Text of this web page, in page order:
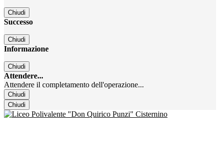
Chiudi
Successo
Chiudi
Informazione
Chiudi
Attendere...
Attendere il completamento dell'operazione...
Chiudi
Chiudi